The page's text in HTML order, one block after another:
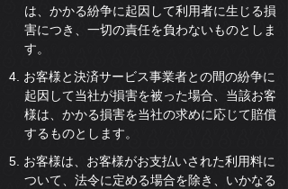
は、かかる紛争に起因して利用者に生じる損
害につき、一切の責任を負わないものとしま
す。
4. お客様と決済サービス事業者との間の紛争に
起因して当社が損害を被った場合、当該お客
様は、かかる損害を当社の求めに応じて賠償
するものとします。
5. お客様は、お客様がお支払いされた利用料に
ついて、法令に定める場合を除き、いかなる